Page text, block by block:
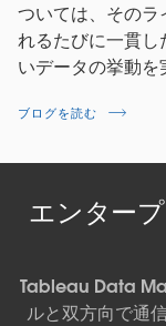
ついては、そのラ
れるたびに一貫し
いデータの挙動を
ブログを読む
エンター
Tableau Data
ルと双方向で通